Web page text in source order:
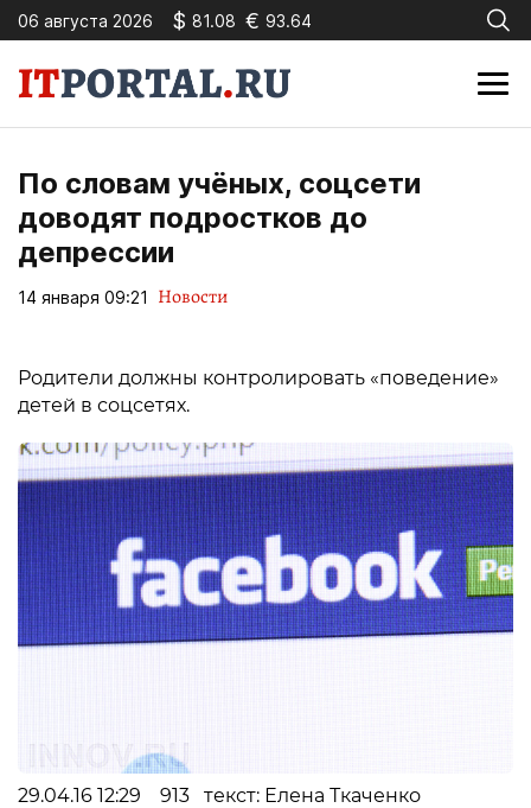
06 августа 2026 $ 81.08 € 93.64
По словам учёных, соцсети
доводят подростков до
депрессии
14 января 09:21 Новости
Родители должны контролировать «поведение»
детей в соцсетях.
29.04.16 12:29 913 текст: Елена Ткаченко